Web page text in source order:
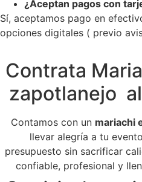
¿Aceptan pagos con
Sí, aceptamos pago en
opciones digitales ( previo
Contrata
zapotlanejo
Contamos con un mariachi
llevar alegría a tu
presupuesto sin sacrificar
confiable, profesional y